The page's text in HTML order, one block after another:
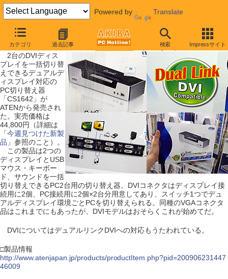
Powered by Translate
カテゴリ 過去記事 検索 Impressサイト
【 2009年7月11日号 】
DVIデュアルディスプレイ対応のPC切り替え器が発売
2台のDVIディス
プレイを一括切り替
えできるデュアルデ
ィスプレイ対応の
PC切り替え器
「CS1642」が
ATENから発売され
た。実売価格は
44,800円（詳細は
「今週見つけた新製
品 」参照のこと）。
この製品は2つの
ディスプレイとUSB
マウス・キーボー
ド、サウンドを一括
切り替えできるPC2台用の切り替え器。DVIコネクタはディスプレイ接
続用に2個、PC接続用に2個×2台分用意してあり、スイッチ1つでデュ
アルディスプレイ環境ごとPCを切り替えられる。同種のVGAコネクタ
品はこれまでにもあったが、DVIモデルはおそらくこれが始めてだ。
DVIについてはデュアルリンクDVIへの対応もうたわれている。
□製品情報
http://www.atenjapan.jp/products/productItem.php?pid=200906231447
46009